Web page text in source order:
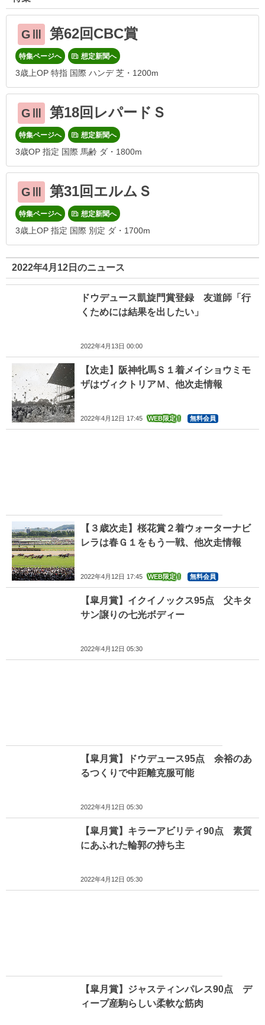
GⅢ 第62回CBC賞
特集ページへ 想定新聞へ
3歳上OP 特指 国際 ハンデ 芝・1200m
GⅢ 第18回レパードＳ
特集ページへ 想定新聞へ
3歳OP 指定 国際 馬齢 ダ・1800m
GⅢ 第31回エルムＳ
特集ページへ 想定新聞へ
3歳上OP 指定 国際 別定 ダ・1700m
2022年4月12日のニュース
ドウデュース凱旋門賞登録 友道師「行
くためには結果を出したい」
2022年4月13日 00:00
【次走】阪神牝馬Ｓ１着メイショウミモ
ザはヴィクトリアＭ、他次走情報
2022年4月12日 17:45 WEB限定！ 無料会員
【３歳次走】桜花賞２着ウォーターナビ
レラは春Ｇ１をもう一戦、他次走情報
2022年4月12日 17:45 WEB限定！ 無料会員
【皐月賞】イクイノックス95点 父キタ
サン譲りの七光ボディー
2022年4月12日 05:30
【皐月賞】ドウデュース95点 余裕のあ
るつくりで中距離克服可能
2022年4月12日 05:30
【皐月賞】キラーアビリティ90点 素質
にあふれた輪郭の持ち主
2022年4月12日 05:30
【皐月賞】ジャスティンパレス90点 デ
ィープ産駒らしい柔軟な筋肉